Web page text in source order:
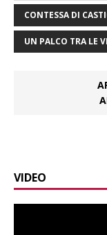
CONTESSA DI
UN PALCO TRA LE
VIDEO